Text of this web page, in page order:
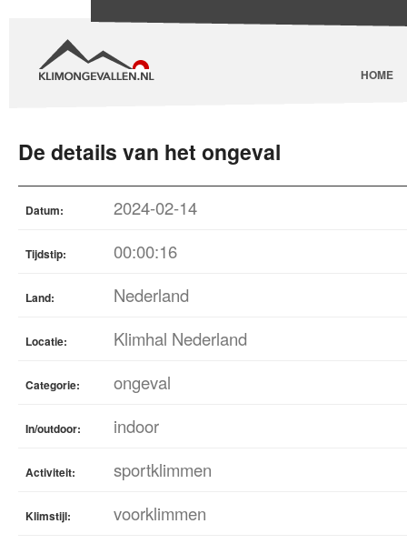
HOME
De details van het ongeval
Datum: 2024-02-14
Tijdstip: 00:00:16
Land: Nederland
Locatie: Klimhal Nederland
Categorie: ongeval
In/outdoor: indoor
Activiteit: sportklimmen
Klimstijl: voorklimmen